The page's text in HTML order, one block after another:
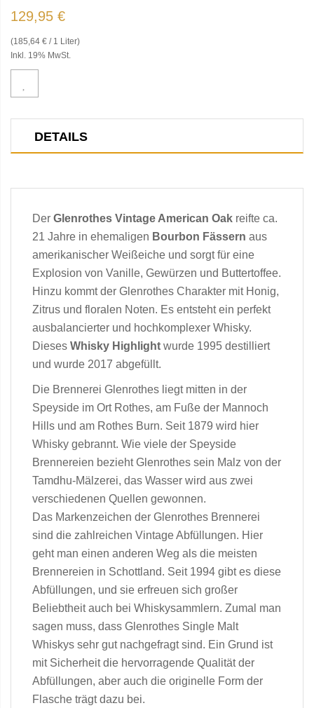
129,95 €
(185,64 € / 1 Liter)
Inkl. 19% MwSt.
DETAILS
Der Glenrothes Vintage American Oak reifte ca.
21 Jahre in ehemaligen Bourbon Fässern aus
amerikanischer Weißeiche und sorgt für eine
Explosion von Vanille, Gewürzen und Buttertoffee.
Hinzu kommt der Glenrothes Charakter mit Honig,
Zitrus und floralen Noten. Es entsteht ein perfekt
ausbalancierter und hochkomplexer Whisky.
Dieses Whisky Highlight wurde 1995 destilliert
und wurde 2017 abgefüllt.
Die Brennerei Glenrothes liegt mitten in der
Speyside im Ort Rothes, am Fuße der Mannoch
Hills und am Rothes Burn. Seit 1879 wird hier
Whisky gebrannt. Wie viele der Speyside
Brennereien bezieht Glenrothes sein Malz von der
Tamdhu-Mälzerei, das Wasser wird aus zwei
verschiedenen Quellen gewonnen.
Das Markenzeichen der Glenrothes Brennerei
sind die zahlreichen Vintage Abfüllungen. Hier
geht man einen anderen Weg als die meisten
Brennereien in Schottland. Seit 1994 gibt es diese
Abfüllungen, und sie erfreuen sich großer
Beliebtheit auch bei Whiskysammlern. Zumal man
sagen muss, dass Glenrothes Single Malt
Whiskys sehr gut nachgefragt sind. Ein Grund ist
mit Sicherheit die hervorragende Qualität der
Abfüllungen, aber auch die originelle Form der
Flasche trägt dazu bei.